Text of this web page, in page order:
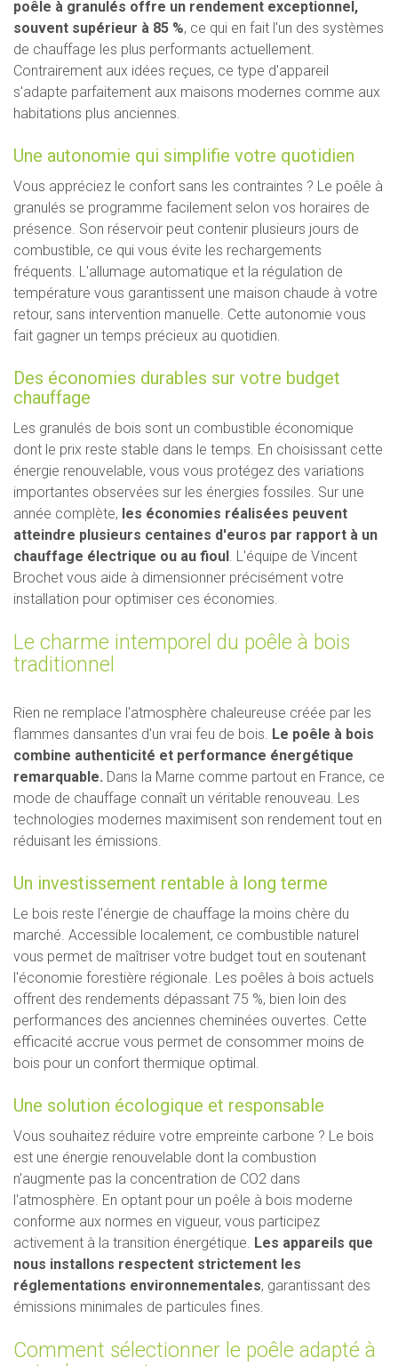
poêle à granulés offre un rendement exceptionnel,
souvent supérieur à 85 %, ce qui en fait l'un des systèmes
de chauffage les plus performants actuellement.
Contrairement aux idées reçues, ce type d'appareil
s'adapte parfaitement aux maisons modernes comme aux
habitations plus anciennes.
Une autonomie qui simplifie votre quotidien
Vous appréciez le confort sans les contraintes ? Le poêle à
granulés se programme facilement selon vos horaires de
présence. Son réservoir peut contenir plusieurs jours de
combustible, ce qui vous évite les rechargements
fréquents. L'allumage automatique et la régulation de
température vous garantissent une maison chaude à votre
retour, sans intervention manuelle. Cette autonomie vous
fait gagner un temps précieux au quotidien.
Des économies durables sur votre budget
chauffage
Les granulés de bois sont un combustible économique
dont le prix reste stable dans le temps. En choisissant cette
énergie renouvelable, vous vous protégez des variations
importantes observées sur les énergies fossiles. Sur une
année complète, les économies réalisées peuvent
atteindre plusieurs centaines d'euros par rapport à un
chauffage électrique ou au fioul. L'équipe de Vincent
Brochet vous aide à dimensionner précisément votre
installation pour optimiser ces économies.
Le charme intemporel du poêle à bois
traditionnel
Rien ne remplace l'atmosphère chaleureuse créée par les
flammes dansantes d'un vrai feu de bois. Le poêle à bois
combine authenticité et performance énergétique
remarquable. Dans la Marne comme partout en France, ce
mode de chauffage connaît un véritable renouveau. Les
technologies modernes maximisent son rendement tout en
réduisant les émissions.
Un investissement rentable à long terme
Le bois reste l'énergie de chauffage la moins chère du
marché. Accessible localement, ce combustible naturel
vous permet de maîtriser votre budget tout en soutenant
l'économie forestière régionale. Les poêles à bois actuels
offrent des rendements dépassant 75 %, bien loin des
performances des anciennes cheminées ouvertes. Cette
efficacité accrue vous permet de consommer moins de
bois pour un confort thermique optimal.
Une solution écologique et responsable
Vous souhaitez réduire votre empreinte carbone ? Le bois
est une énergie renouvelable dont la combustion
n'augmente pas la concentration de CO2 dans
l'atmosphère. En optant pour un poêle à bois moderne
conforme aux normes en vigueur, vous participez
activement à la transition énergétique. Les appareils que
nous installons respectent strictement les
réglementations environnementales, garantissant des
émissions minimales de particules fines.
Comment sélectionner le poêle adapté à